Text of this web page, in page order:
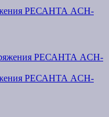
РЕСАНТА ACH-
РЕСАНТА ACH-